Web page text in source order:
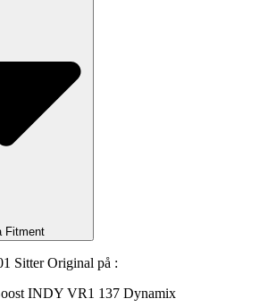
Fitment
Sitter Original på :
INDY VR1 137 Dynamix